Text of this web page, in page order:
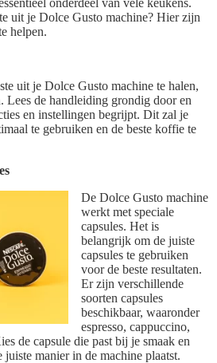
uit je Dolce Gusto machine? Hier zijn
helpen.
uit je Dolce Gusto machine te halen,
Lees de handleiding grondig door en
en instellingen begrijpt. Dit zal je
te gebruiken en de beste koffie te
De Dolce Gusto machine
werkt met speciale
capsules. Het is
belangrijk om de juiste
capsules te gebruiken
voor de beste resultaten.
Er zijn verschillende
soorten capsules
beschikbaar, waaronder
espresso, cappuccino,
de capsule die past bij je smaak en
manier in de machine plaatst.